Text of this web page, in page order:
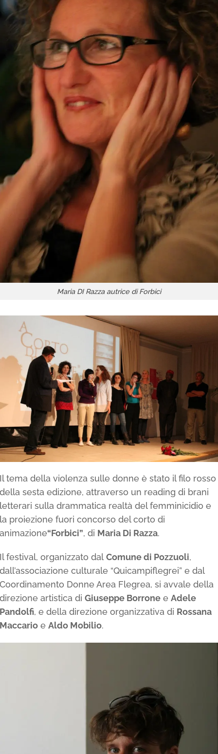
Maria DI Razza autrice di Forbici
Il tema della violenza sulle donne è stato il filo rosso
della sesta edizione, attraverso un reading di brani
letterari sulla drammatica realtà del femminicidio e
la proiezione fuori concorso del corto di
animazione“Forbici”, di Maria Di Razza.
Il festival, organizzato dal Comune di Pozzuoli,
dall’associazione culturale “Quicampiflegrei” e dal
Coordinamento Donne Area Flegrea, si avvale della
direzione artistica di Giuseppe Borrone e Adele
Pandolfi, e della direzione organizzativa di Rossana
Maccario e Aldo Mobilio.